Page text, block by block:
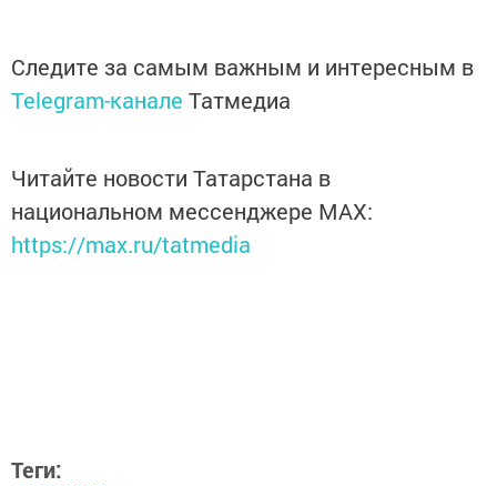
Следите за самым важным и интересным в
Telegram-канале Татмедиа
Читайте новости Татарстана в
национальном мессенджере MАХ:
https://max.ru/tatmedia
Теги: